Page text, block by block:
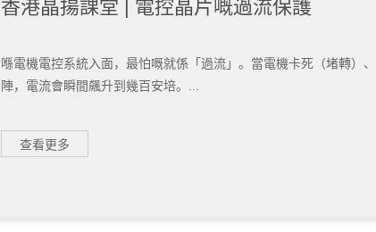
香港晶揚課堂 | 電控晶片嘅過流保護
喺電機電控系統入面，最怕嘅就係「過流」。當電機卡死（堵轉）
陣，電流會瞬間飆升到幾百安培。...
查看更多